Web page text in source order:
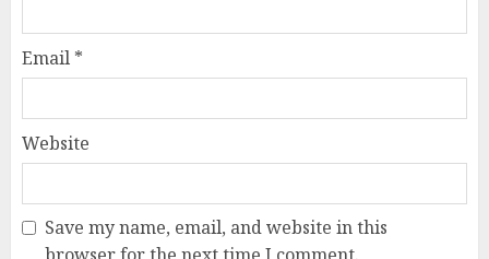
Email *
Website
Save my name, email, and website in this